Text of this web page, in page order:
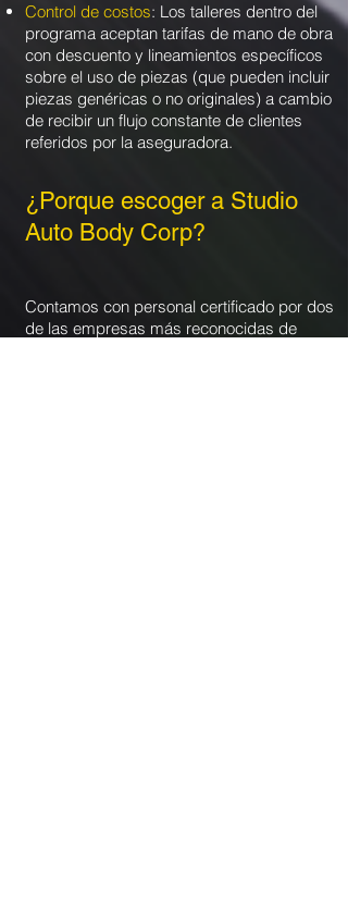
Control de costos: Los talleres dentro del
programa aceptan tarifas de mano de obra
con descuento y lineamientos específicos
sobre el uso de piezas (que pueden incluir
piezas genéricas o no originales) a cambio
de recibir un flujo constante de clientes
referidos por la aseguradora.
¿Porque escoger a Studio
Auto Body Corp?
Contamos con personal certificado por dos
de las empresas más reconocidas de